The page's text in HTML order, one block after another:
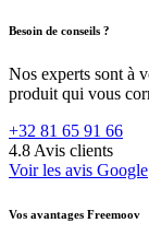
Besoin de conseils ?
Nos experts sont à
produit qui vous
+32 81 65 91 66
4.8 Avis clients
Voir les avis Google
Vos avantages Freemoov